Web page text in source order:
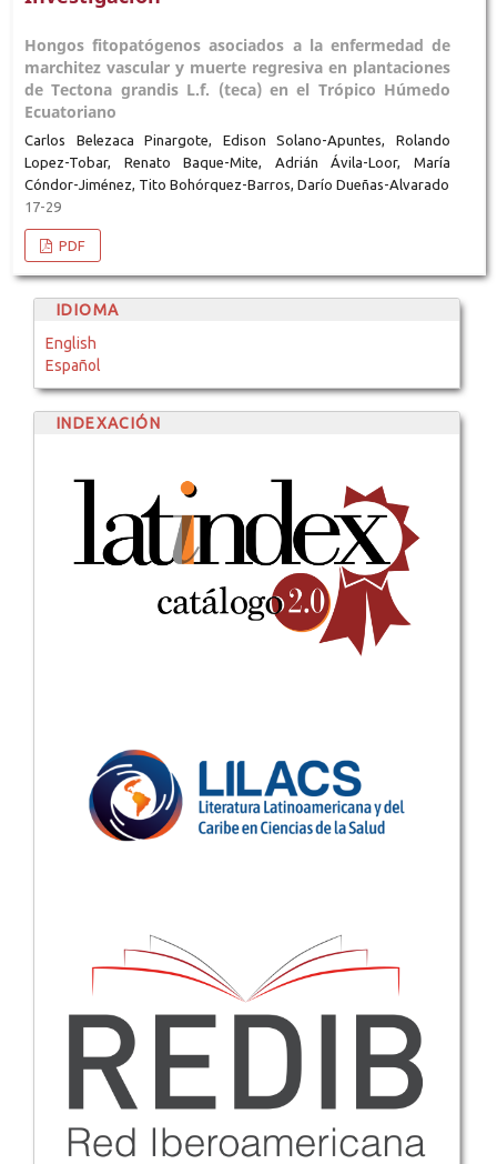
Hongos fitopatógenos asociados a la enfermedad de
marchitez vascular y muerte regresiva en plantaciones
de Tectona grandis L.f. (teca) en el Trópico Húmedo
Ecuatoriano
Carlos Belezaca Pinargote, Edison Solano-Apuntes, Rolando
Lopez-Tobar, Renato Baque-Mite, Adrián Ávila-Loor, María
Cóndor-Jiménez, Tito Bohórquez-Barros, Darío Dueñas-Alvarado
17-29
PDF
IDIOMA
English
Español
INDEXACIÓN